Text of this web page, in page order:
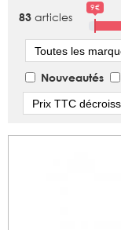
83 articles
9€
Marque
Nouveautés